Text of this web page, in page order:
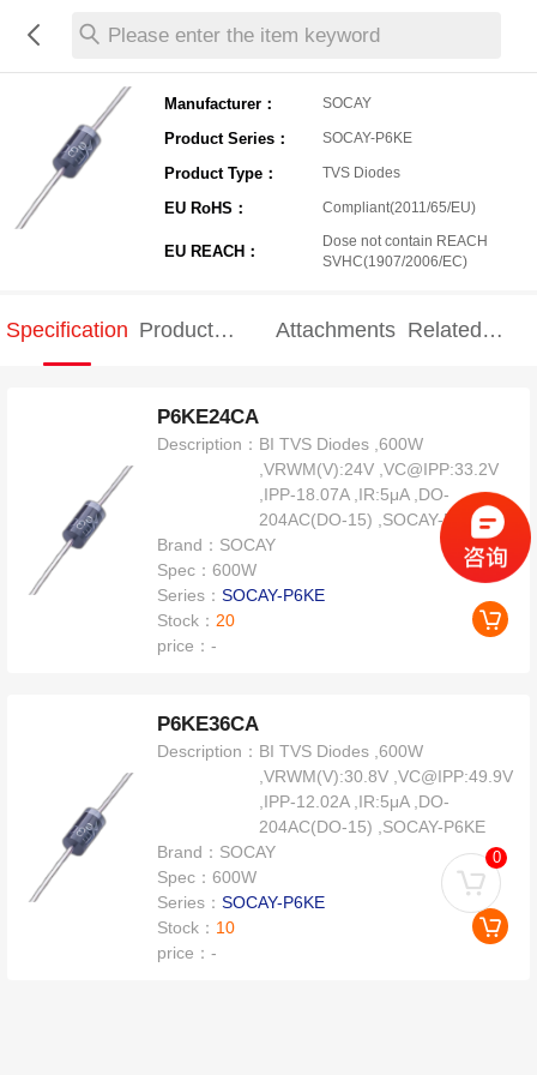
Please enter the item keyword
Manufacturer： SOCAY
Product Series： SOCAY-P6KE
Product Type： TVS Diodes
EU RoHS： Compliant(2011/65/EU)
EU REACH：
Dose not contain REACH
SVHC(1907/2006/EC)
Specification Product
Attachments Related
P6KE24CA
Description： BI TVS Diodes ,600W
,VRWM(V):24V ,VC@IPP:33.2V
,IPP-18.07A ,IR:5μA ,DO-
204AC(DO-15) ,SOCAY-P6KE
Brand： SOCAY
Spec：600W
Series：SOCAY-P6KE
Stock：20
price：-
P6KE36CA
Description： BI TVS Diodes ,600W
,VRWM(V):30.8V ,VC@IPP:49.9V
,IPP-12.02A ,IR:5μA ,DO-
204AC(DO-15) ,SOCAY-P6KE
Brand： SOCAY
Spec：600W
Series：SOCAY-P6KE
Stock： 10
price：-
0